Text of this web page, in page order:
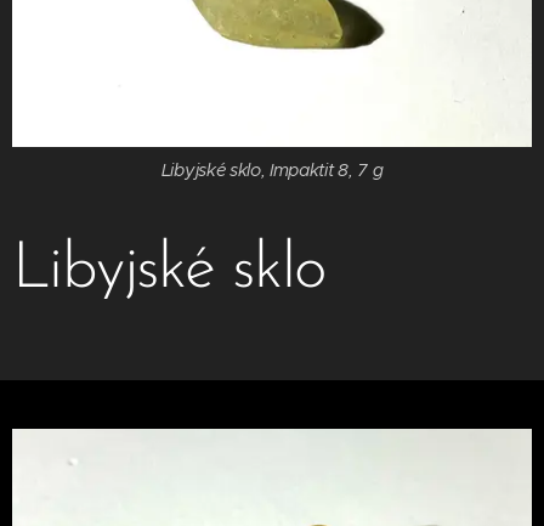
Libyjské sklo, Impaktit 8, 7 g
Libyjské sklo